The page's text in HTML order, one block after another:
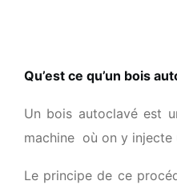
Qu’est ce qu’un bois
Un bois autoclavé est
machine où on y
Le principe de ce